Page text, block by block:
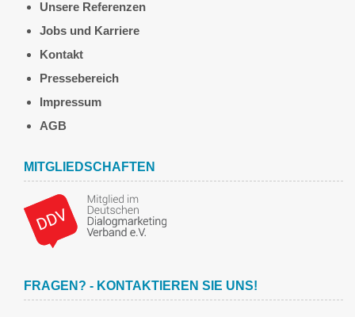
Unsere Referenzen
Jobs und Karriere
Kontakt
Pressebereich
Impressum
AGB
MITGLIEDSCHAFTEN
FRAGEN? - KONTAKTIEREN SIE UNS!